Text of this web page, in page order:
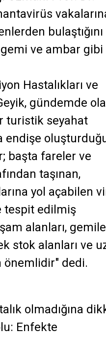
bulaştığını
ve ambar gibi
Hastalıkları ve
gündemde
turistik seyahat
endişe
başta fareler ve
taşınan,
yol açabilen
tespit edilmiş
alanları,
stok alanları ve
önemlidir" dedi.
olmadığına
Enfekte